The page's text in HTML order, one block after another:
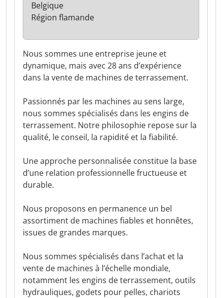
Nous sommes une entreprise jeune et
dynamique, mais avec 28 ans d’expérience
dans la vente de machines de terrassement.
Passionnés par les machines au sens large,
nous sommes spécialisés dans les engins de
terrassement. Notre philosophie repose sur la
qualité, le conseil, la rapidité et la fiabilité.
Une approche personnalisée constitue la base
d’une relation professionnelle fructueuse et
durable.
Nous proposons en permanence un bel
assortiment de machines fiables et honnêtes,
issues de grandes marques.
Nous sommes spécialisés dans l’achat et la
vente de machines à l’échelle mondiale,
notamment les engins de terrassement, outils
hydrauliques, godets pour pelles, chariots
Belgique
Région flamande